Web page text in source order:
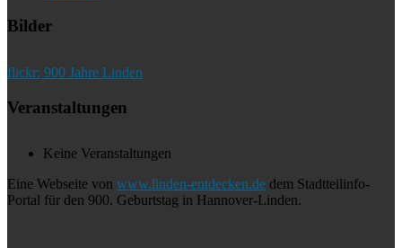
Bilder
flickr: 900 Jahre Linden
Veranstaltungen
Keine Veranstaltungen
Eine Webseite von www.linden-entdecken.de dem Stadtteilinfo-
Portal für den 900. Geburtstag in Hannover-Linden.